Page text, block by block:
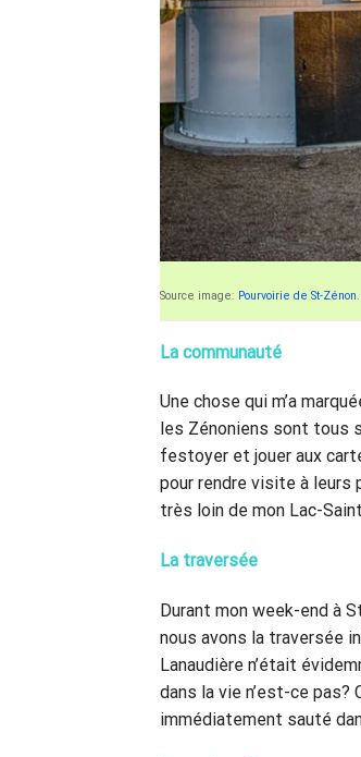
Source image: Pourvoirie de St-Zénon
La communauté
Une chose qui m’a
les Zénoniens sont tous
festoyer et jouer aux
pour rendre visite à leurs
très loin de mon Lac-
La traversée
Durant mon week-end à
nous avons la traversée
Lanaudière n’était
dans la vie n’est-ce pas?
immédiatement sauté